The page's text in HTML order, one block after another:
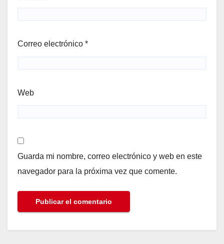
Correo electrónico *
Web
Guarda mi nombre, correo electrónico y web en este
navegador para la próxima vez que comente.